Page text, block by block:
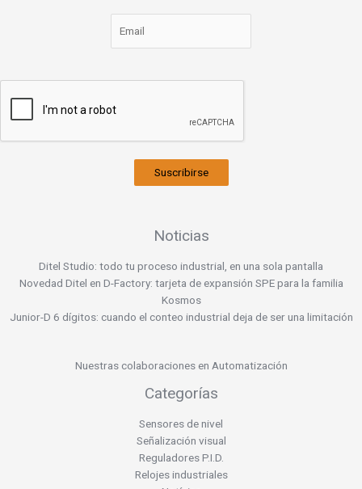
Suscribirse
Noticias
Ditel Studio: todo tu proceso industrial, en una sola pantalla
Novedad Ditel en D-Factory: tarjeta de expansión SPE para la familia
Kosmos
Junior-D 6 dígitos: cuando el conteo industrial deja de ser una limitación
Nuestras colaboraciones en Automatización
Categorías
Sensores de nivel
Señalización visual
Reguladores P.I.D.
Relojes industriales